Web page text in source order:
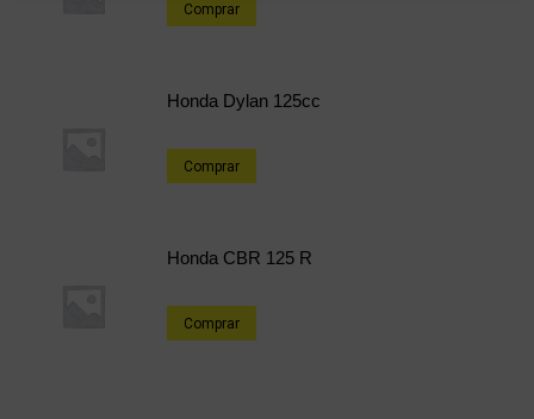
Comprar
Honda Dylan 125cc
Comprar
Honda CBR 125 R
Comprar